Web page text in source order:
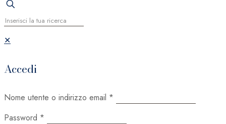
✕
Accedi
Nome utente o indirizzo email *
Password *